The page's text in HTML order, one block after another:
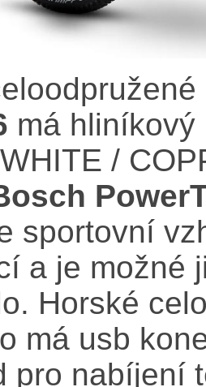
má hliníkový
/
sportovní
a je možné
Horské
má usb
pro nabíjení